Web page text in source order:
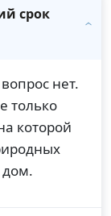
срок
нет.
только
которой
дом.